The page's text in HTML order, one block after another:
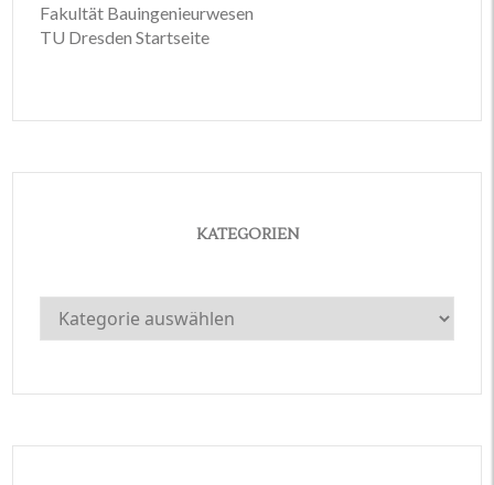
Fakultät Bauingenieurwesen
TU Dresden Startseite
KATEGORIEN
Kategorien